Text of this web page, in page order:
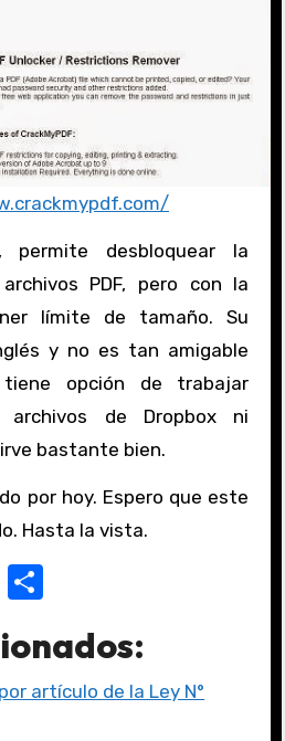
permite desbloquear la
PDF, pero con la
límite de tamaño. Su
y no es tan amigable
opción de trabajar
archivos de Dropbox ni
bastante bien.
por hoy. Espero que este
Hasta la vista.
C
m
p
artículo de la Ley N°